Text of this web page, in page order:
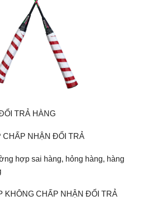
TRẢ HÀNG
NHẬN ĐỔI TRẢ
hợp sai hàng, hỏng hàng, hàng
CHẤP NHẬN ĐỔI TRẢ